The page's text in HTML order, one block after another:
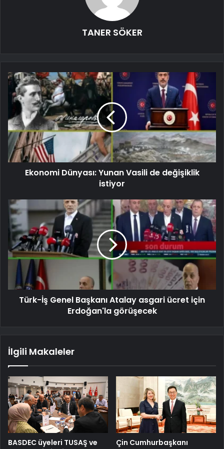
TANER SÖKER
Ekonomi Dünyası: Yunan Vasili de değişiklik
istiyor
Türk-İş Genel Başkanı Atalay asgari ücret için
Erdoğan'la görüşecek
İlgili Makaleler
BASDEC üyeleri TUSAŞ ve
Çin Cumhurbaşkanı